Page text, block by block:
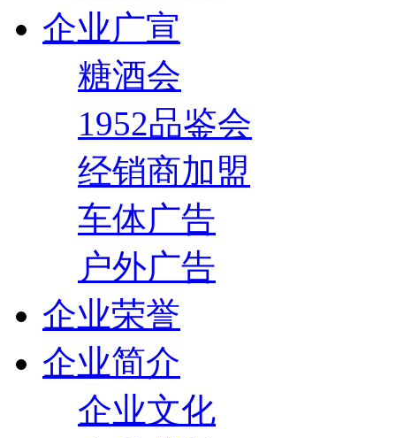
企业广宣
糖酒会
1952品鉴会
经销商加盟
车体广告
户外广告
企业荣誉
企业简介
企业文化